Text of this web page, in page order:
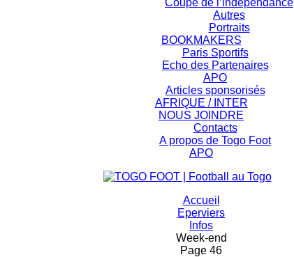
Coupe de l’indépendance
Autres
Portraits
BOOKMAKERS
Paris Sportifs
Echo des Partenaires
APO
Articles sponsorisés
AFRIQUE / INTER
NOUS JOINDRE
Contacts
A propos de Togo Foot
APO
Accueil
Eperviers
Infos
Week-end
Page 46